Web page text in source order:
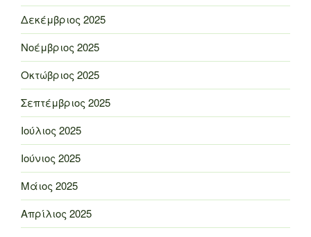
Δεκέμβριος 2025
Νοέμβριος 2025
Οκτώβριος 2025
Σεπτέμβριος 2025
Ιούλιος 2025
Ιούνιος 2025
Μάιος 2025
Απρίλιος 2025